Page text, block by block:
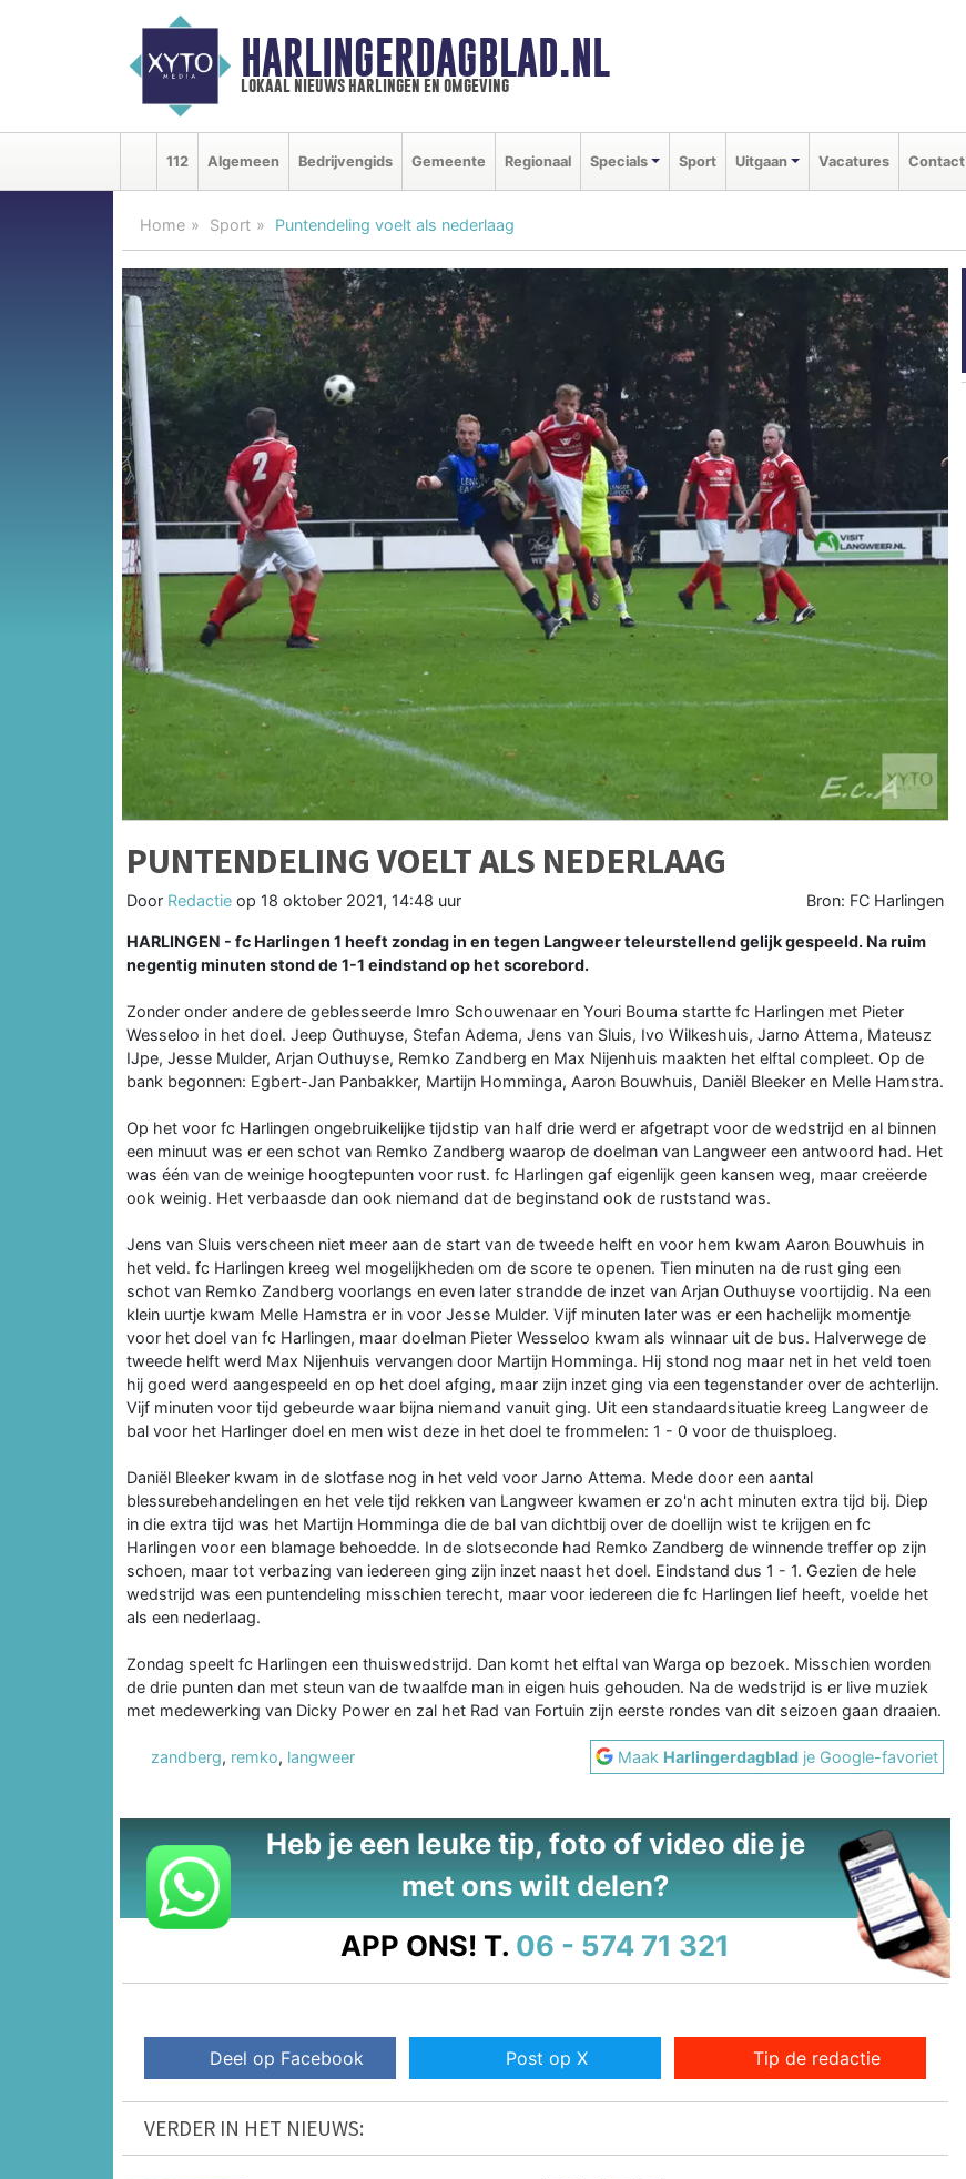
HARLINGERDAGBLAD.NL
lokaal nieuws harlingen en omgeving
112 Algemeen Bedrijvengids Gemeente Regionaal Specials Sport Uitgaan Vacatures Contact
Home Sport Puntendeling voelt als nederlaag
PUNTENDELING VOELT ALS NEDERLAAG
Door Redactie op 18 oktober 2021, 14:48 uur Bron: FC Harlingen
HARLINGEN - fc Harlingen 1 heeft zondag in en tegen Langweer teleurstellend gelijk gespeeld. Na ruim
negentig minuten stond de 1-1 eindstand op het scorebord.
Zonder onder andere de geblesseerde Imro Schouwenaar en Youri Bouma startte fc Harlingen met Pieter
Wesseloo in het doel. Jeep Outhuyse, Stefan Adema, Jens van Sluis, Ivo Wilkeshuis, Jarno Attema, Mateusz
IJpe, Jesse Mulder, Arjan Outhuyse, Remko Zandberg en Max Nijenhuis maakten het elftal compleet. Op de
bank begonnen: Egbert-Jan Panbakker, Martijn Homminga, Aaron Bouwhuis, Daniël Bleeker en Melle Hamstra.
Op het voor fc Harlingen ongebruikelijke tijdstip van half drie werd er afgetrapt voor de wedstrijd en al binnen
een minuut was er een schot van Remko Zandberg waarop de doelman van Langweer een antwoord had. Het
was één van de weinige hoogtepunten voor rust. fc Harlingen gaf eigenlijk geen kansen weg, maar creëerde
ook weinig. Het verbaasde dan ook niemand dat de beginstand ook de ruststand was.
Jens van Sluis verscheen niet meer aan de start van de tweede helft en voor hem kwam Aaron Bouwhuis in
het veld. fc Harlingen kreeg wel mogelijkheden om de score te openen. Tien minuten na de rust ging een
schot van Remko Zandberg voorlangs en even later strandde de inzet van Arjan Outhuyse voortijdig. Na een
klein uurtje kwam Melle Hamstra er in voor Jesse Mulder. Vijf minuten later was er een hachelijk momentje
voor het doel van fc Harlingen, maar doelman Pieter Wesseloo kwam als winnaar uit de bus. Halverwege de
tweede helft werd Max Nijenhuis vervangen door Martijn Homminga. Hij stond nog maar net in het veld toen
hij goed werd aangespeeld en op het doel afging, maar zijn inzet ging via een tegenstander over de achterlijn.
Vijf minuten voor tijd gebeurde waar bijna niemand vanuit ging. Uit een standaardsituatie kreeg Langweer de
bal voor het Harlinger doel en men wist deze in het doel te frommelen: 1 - 0 voor de thuisploeg.
Daniël Bleeker kwam in de slotfase nog in het veld voor Jarno Attema. Mede door een aantal
blessurebehandelingen en het vele tijd rekken van Langweer kwamen er zo'n acht minuten extra tijd bij. Diep
in die extra tijd was het Martijn Homminga die de bal van dichtbij over de doellijn wist te krijgen en fc
Harlingen voor een blamage behoedde. In de slotseconde had Remko Zandberg de winnende treffer op zijn
schoen, maar tot verbazing van iedereen ging zijn inzet naast het doel. Eindstand dus 1 - 1. Gezien de hele
wedstrijd was een puntendeling misschien terecht, maar voor iedereen die fc Harlingen lief heeft, voelde het
als een nederlaag.
Zondag speelt fc Harlingen een thuiswedstrijd. Dan komt het elftal van Warga op bezoek. Misschien worden
de drie punten dan met steun van de twaalfde man in eigen huis gehouden. Na de wedstrijd is er live muziek
met medewerking van Dicky Power en zal het Rad van Fortuin zijn eerste rondes van dit seizoen gaan draaien.
zandberg, remko, langweer Maak Harlingerdagblad je Google-favoriet
Heb je een leuke tip, foto of video die je
met ons wilt delen?
APP ONS! T. 06 - 574 71 321
Deel op Facebook Post op X Tip de redactie
VERDER IN HET NIEUWS: